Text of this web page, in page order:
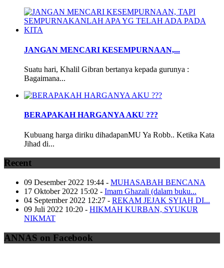
JANGAN MENCARI KESEMPURNAAN,...
Suatu hari, Khalil Gibran bertanya kepada gurunya :
Bagaimana...
BERAPAKAH HARGANYA AKU ???
Kubuang harga diriku dihadapanMU Ya Robb.. Ketika Kata
Jihad di...
Recent
09 Desember 2022 19:44 - MUHASABAH BENCANA
17 Oktober 2022 15:02 - Imam Ghazali (dalam buku...
04 September 2022 12:27 - REKAM JEJAK SYIAH DI...
09 Juli 2022 10:20 - HIKMAH KURBAN, SYUKUR
NIKMAT
ANNAS on Facebook